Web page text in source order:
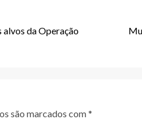
alvos da Operação
são marcados com*